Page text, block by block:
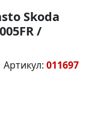
Skoda
/
Артикул: 011697